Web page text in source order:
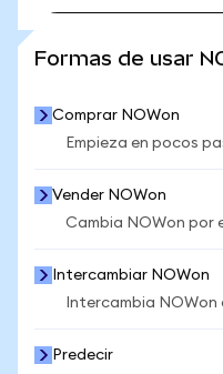
Formas de usar
Comprar NOWon
Empieza en pocos
Vender NOWon
Cambia NOWon por
Intercambiar NOWon
Intercambia
Predecir